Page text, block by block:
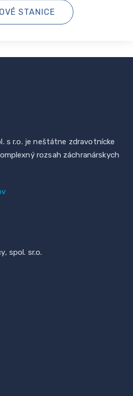
STANICE
s r.o. je neštátne zdravotnícke
rozsah záchranárskych
spol. sr.o.